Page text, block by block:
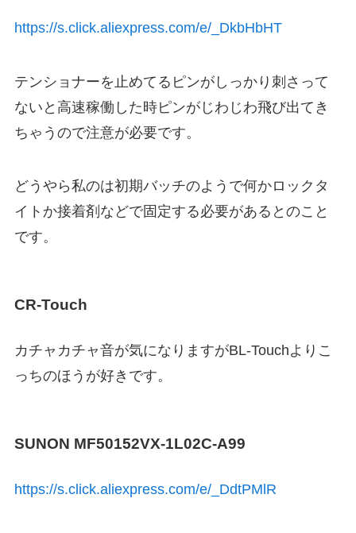
https://s.click.aliexpress.com/e/_DkbHbHT
テンショナーを止めてるピンがしっかり刺さって
ないと高速稼働した時ピンがじわじわ飛び出てき
ちゃうので注意が必要です。
どうやら私のは初期バッチのようで何かロックタ
イトか接着剤などで固定する必要があるとのこと
です。
CR-Touch
カチャカチャ音が気になりますがBL-Touchよりこ
っちのほうが好きです。
SUNON MF50152VX-1L02C-A99
https://s.click.aliexpress.com/e/_DdtPMlR